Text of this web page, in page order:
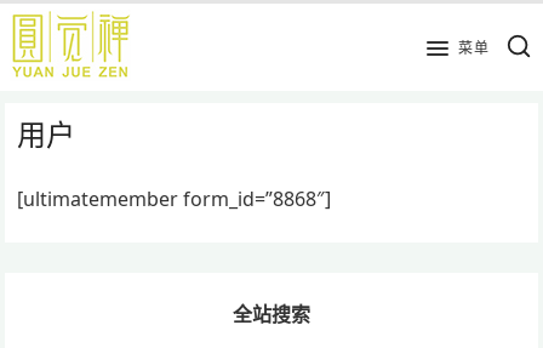
跳
主
菜单
用户
[ultimatemember form_id=”8868″]
全站搜索